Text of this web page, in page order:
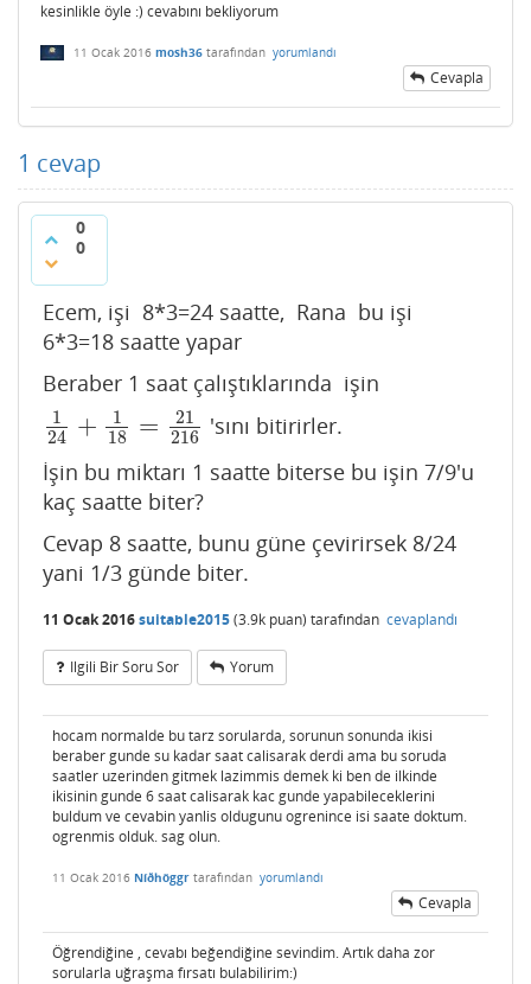
kesinlikle öyle :) cevabını bekliyorum
11 Ocak 2016 mosh36 tarafından yorumlandı
Cevapla
1 cevap
0
0
Ecem, işi 8*3=24 saatte, Rana bu işi
6*3=18 saatte yapar
Beraber 1 saat çalıştıklarında işin
1
24 +
1
18
=
21
216
124 +1 18= 21 216 'sını bitirirler.
İşin bu miktarı 1 saatte biterse bu işin 7/9'u
kaç saatte biter?
Cevap 8 saatte, bunu güne çevirirsek 8/24
yani 1/3 günde biter.
11 Ocak 2016suitable2015(3.9k puan) tarafından cevaplandı
Ilgili Bir Soru Sor Yorum
hocam normalde bu tarz sorularda, sorunun sonunda ikisi
beraber gunde su kadar saat calisarak derdi ama bu soruda
saatler uzerinden gitmek lazimmis demek ki ben de ilkinde
ikisinin gunde 6 saat calisarak kac gunde yapabileceklerini
buldum ve cevabin yanlis oldugunu ogrenince isi saate doktum.
ogrenmis olduk. sag olun.
11 Ocak 2016 Níðhöggr tarafından yorumlandı
Cevapla
Öğrendiğine , cevabı beğendiğine sevindim. Artık daha zor
sorularla uğraşma fırsatı bulabilirim:)